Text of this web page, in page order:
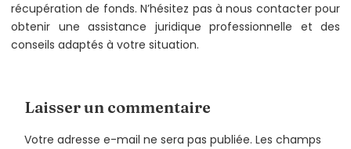
récupération de fonds. N’hésitez pas à nous contacter pour
obtenir une assistance juridique professionnelle et des
conseils adaptés à votre situation.
Laisser un commentaire
Votre adresse e-mail ne sera pas publiée. Les champs